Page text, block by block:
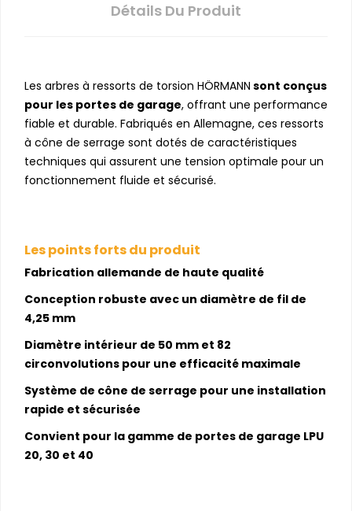
Détails Du Produit
Les arbres à ressorts de torsion HÖRMANN sont conçus
pour les portes de garage, offrant une performance
fiable et durable. Fabriqués en Allemagne, ces ressorts
à cône de serrage sont dotés de caractéristiques
techniques qui assurent une tension optimale pour un
fonctionnement fluide et sécurisé.
Les points forts du produit
Fabrication allemande de haute qualité
Conception robuste avec un diamètre de fil de
4,25 mm
Diamètre intérieur de 50 mm et 82
circonvolutions pour une efficacité maximale
Système de cône de serrage pour une installation
rapide et sécurisée
Convient pour la gamme de portes de garage LPU
20, 30 et 40